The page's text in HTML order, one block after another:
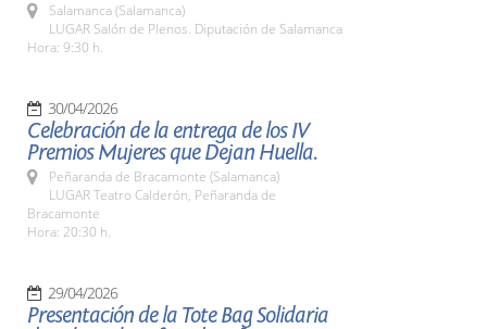
Salamanca (Salamanca)
LUGAR Salón de Plenos. Diputación de Salamanca
Hora: 9:30 h.
30/04/2026
Celebración de la entrega de los IV
Premios Mujeres que Dejan Huella.
Peñaranda de Bracamonte (Salamanca)
LUGAR Teatro Calderón, Peñaranda de
Bracamonte
Hora: 20:30 h.
29/04/2026
Presentación de la Tote Bag Solidaria